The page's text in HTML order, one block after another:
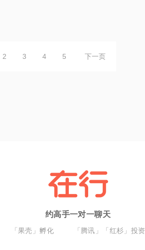
2 3 4 5 下一页
约高手一对一聊天
「果壳」孵化 「腾讯」「红杉」投资